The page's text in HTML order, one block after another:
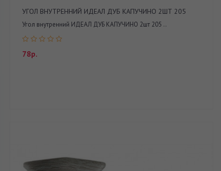
УГОЛ ВНУТРЕННИЙ ИДЕАЛ ДУБ КАПУЧИНО 2ШТ 205
Угол внутренний ИДЕАЛ ДУБ КАПУЧИНО 2шт 205 ..
78р.